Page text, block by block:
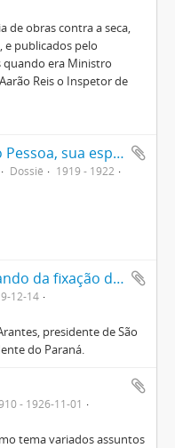
de obras contra a seca,
e publicados pelo
quando era Ministro
Reis o Inspetor de
Presidente Epitácio Pessoa, sua esposa Mary Pessoa e o Coronel Marcolino Fagundes, membro do Gabinete Militar, entre outros
Dossiê
1919 - 1922
Termo de compromisso tratando da fixação dos limites entre os Estados de São Paulo e Paraná
12-14
presidente de São
do Paraná.
- 1926-11-01
tema variados assuntos